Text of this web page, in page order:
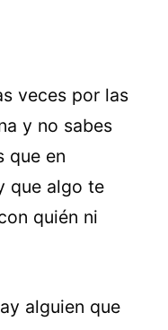
veces por las
y no sabes
que en
que algo te
quién ni
alguien que